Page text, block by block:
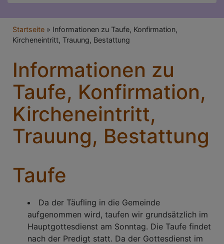
Breadcrumb
Startseite
Informationen zu Taufe, Konfirmation,
Kircheneintritt, Trauung, Bestattung
Informationen zu
Taufe, Konfirmation,
Kircheneintritt,
Trauung, Bestattung
Taufe
Da der Täufling in die Gemeinde
aufgenommen wird, taufen wir grundsätzlich im
Hauptgottesdienst am Sonntag. Die Taufe findet
nach der Predigt statt. Da der Gottesdienst im